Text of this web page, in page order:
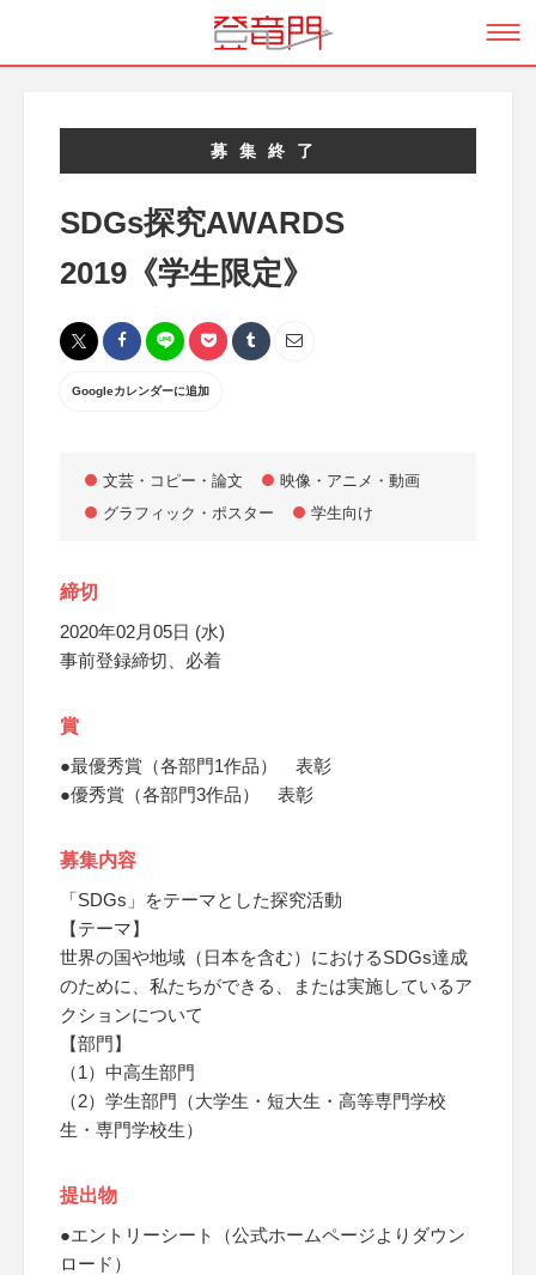
募集終了
SDGs探究AWARDS
2019《学生限定》
Googleカレンダーに追加
文芸・コピー・論文
映像・アニメ・動画
グラフィック・ポスター
学生向け
締切
2020年02月05日 (水)
事前登録締切、必着
賞
●最優秀賞（各部門1作品） 表彰
●優秀賞（各部門3作品） 表彰
募集内容
「SDGs」をテーマとした探究活動
【テーマ】
世界の国や地域（日本を含む）におけるSDGs達成
のために、私たちができる、または実施しているア
クションについて
【部門】
（1）中高生部門
（2）学生部門（大学生・短大生・高等専門学校
生・専門学校生）
提出物
●エントリーシート（公式ホームページよりダウン
ロード）